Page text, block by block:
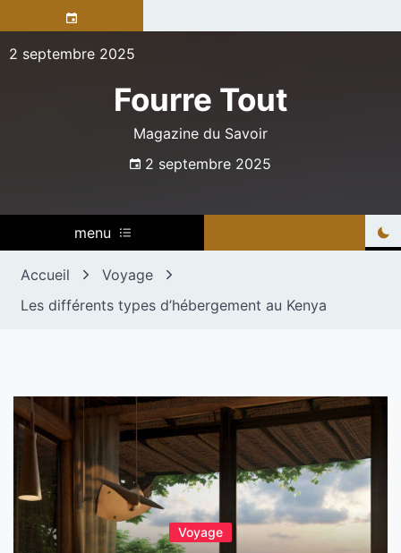
to
content
2 septembre 2025
Fourre Tout
Magazine du Savoir
2 septembre 2025
menu
Accueil
Voyage
Les différents types d’hébergement au Kenya
Voyage